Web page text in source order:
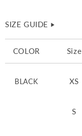
SIZE GUIDE ▶︎
COLOR Size
BLACK XS
S